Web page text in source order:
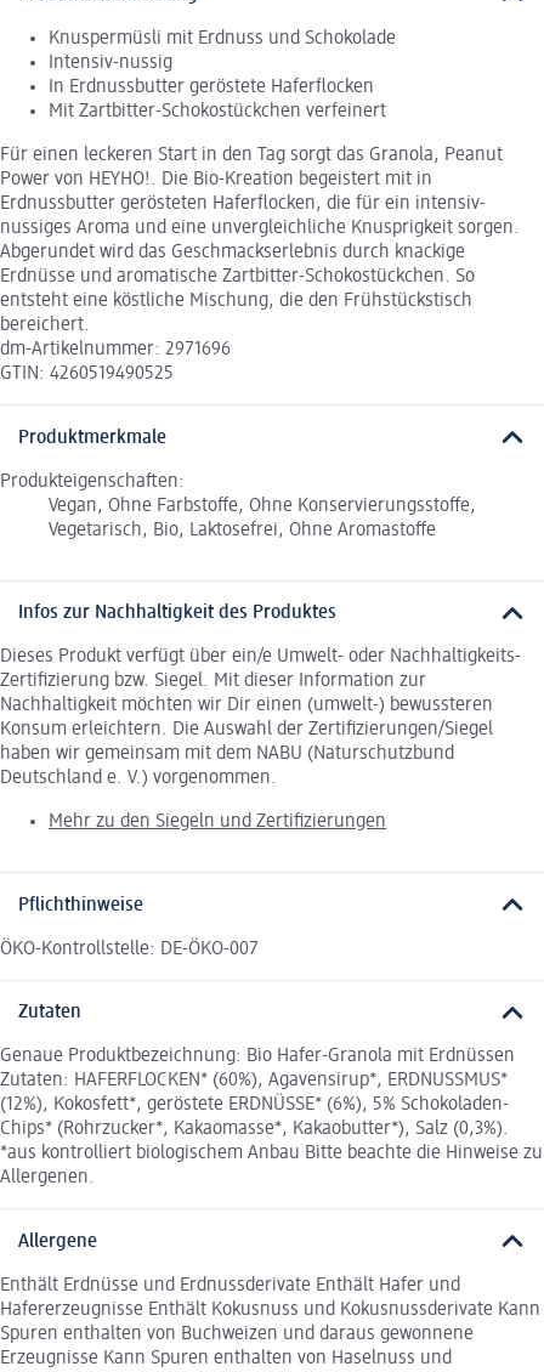
Knuspermüsli mit Erdnuss und Schokolade
Intensiv-nussig
In Erdnussbutter geröstete Haferflocken
Mit Zartbitter-Schokostückchen verfeinert
Für einen leckeren Start in den Tag sorgt das Granola, Peanut
Power von HEYHO!. Die Bio-Kreation begeistert mit in
Erdnussbutter gerösteten Haferflocken, die für ein intensiv-
nussiges Aroma und eine unvergleichliche Knusprigkeit sorgen.
Abgerundet wird das Geschmackserlebnis durch knackige
Erdnüsse und aromatische Zartbitter-Schokostückchen. So
entsteht eine köstliche Mischung, die den Frühstückstisch
bereichert.
dm-Artikelnummer: 2971696
GTIN: 4260519490525
Produktmerkmale
Produkteigenschaften:
Vegan, Ohne Farbstoffe, Ohne Konservierungsstoffe,
Vegetarisch, Bio, Laktosefrei, Ohne Aromastoffe
Infos zur Nachhaltigkeit des Produktes
Dieses Produkt verfügt über ein/e Umwelt- oder Nachhaltigkeits-
Zertifizierung bzw. Siegel. Mit dieser Information zur
Nachhaltigkeit möchten wir Dir einen (umwelt-) bewussteren
Konsum erleichtern. Die Auswahl der Zertifizierungen/Siegel
haben wir gemeinsam mit dem NABU (Naturschutzbund
Deutschland e. V.) vorgenommen.
Mehr zu den Siegeln und Zertifizierungen
Pflichthinweise
ÖKO-Kontrollstelle: DE-ÖKO-007
Zutaten
Genaue Produktbezeichnung: Bio Hafer-Granola mit Erdnüssen
Zutaten: HAFERFLOCKEN* (60%), Agavensirup*, ERDNUSSMUS*
(12%), Kokosfett*, geröstete ERDNÜSSE* (6%), 5% Schokoladen-
Chips* (Rohrzucker*, Kakaomasse*, Kakaobutter*), Salz (0,3%).
*aus kontrolliert biologischem Anbau Bitte beachte die Hinweise zu
Allergenen.
Allergene
Enthält Erdnüsse und Erdnussderivate Enthält Hafer und
Hafererzeugnisse Enthält Kokusnuss und Kokusnussderivate Kann
Spuren enthalten von Buchweizen und daraus gewonnene
Erzeugnisse Kann Spuren enthalten von Haselnuss und